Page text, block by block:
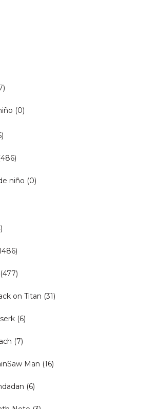
(0)
niño (0)
(477)
on Titan (31)
(6)
(7)
Man (16)
(6)